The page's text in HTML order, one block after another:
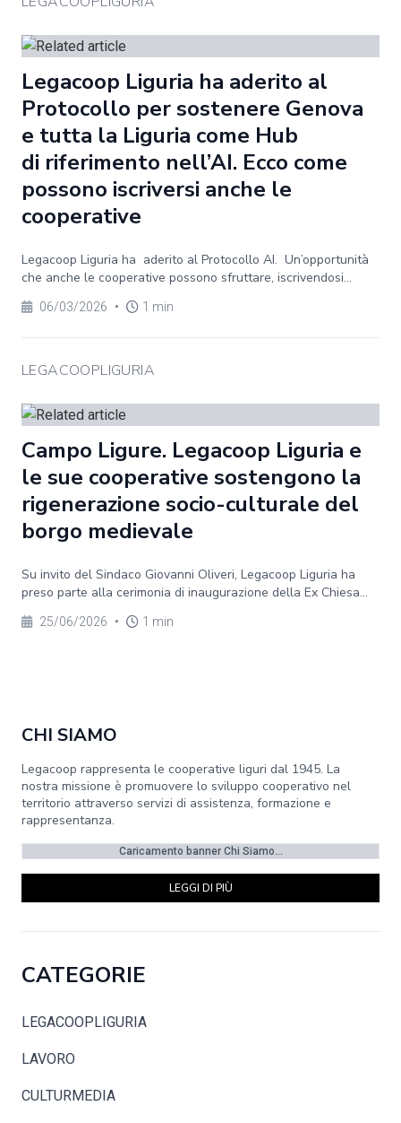
Legacoop Liguria ha aderito al
Protocollo per sostenere Genova
e tutta la Liguria come Hub
di riferimento nell’AI. Ecco come
possono iscriversi anche le
cooperative
Legacoop Liguria ha aderito al Protocollo AI. Un’opportunità
che anche le cooperative possono sfruttare, iscrivendosi...
06/03/2026 • 1 min
LEGACOOPLIGURIA
Campo Ligure. Legacoop Liguria e
le sue cooperative sostengono la
rigenerazione socio-culturale del
borgo medievale
Su invito del Sindaco Giovanni Oliveri, Legacoop Liguria ha
preso parte alla cerimonia di inaugurazione della Ex Chiesa...
25/06/2026 • 1 min
CHI SIAMO
Legacoop rappresenta le cooperative liguri dal 1945. La
nostra missione è promuovere lo sviluppo cooperativo nel
territorio attraverso servizi di assistenza, formazione e
rappresentanza.
Caricamento banner Chi Siamo...
LEGGI DI PIÙ
CATEGORIE
LEGACOOPLIGURIA
LAVORO
CULTURMEDIA